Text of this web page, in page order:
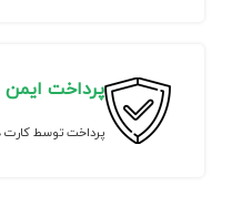
پرداخت ایمن
پرداخت توسط